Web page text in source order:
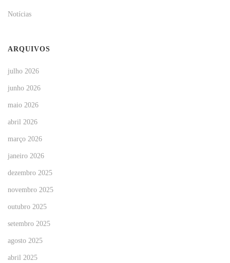
Notícias
ARQUIVOS
julho 2026
junho 2026
maio 2026
abril 2026
março 2026
janeiro 2026
dezembro 2025
novembro 2025
outubro 2025
setembro 2025
agosto 2025
abril 2025